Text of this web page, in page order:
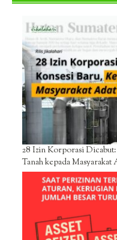
28 Izin Korporasi
Tanah kepada Masyarakat